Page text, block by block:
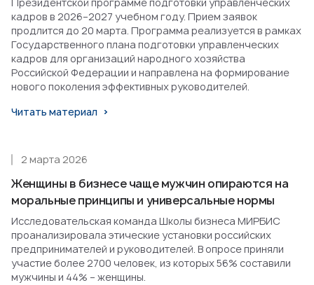
Президентской программе подготовки управленческих
кадров в 2026–2027 учебном году. Прием заявок
продлится до 20 марта. Программа реализуется в рамках
Государственного плана подготовки управленческих
кадров для организаций народного хозяйства
Российской Федерации и направлена на формирование
нового поколения эффективных руководителей.
Читать материал
Женщины в бизнесе чаще мужчин опираются на
моральные принципы и универсальные нормы
2 марта 2026
Исследовательская команда Школы бизнеса МИРБИС
проанализировала этические установки российских
предпринимателей и руководителей. В опросе приняли
участие более 2700 человек, из которых 56% составили
мужчины и 44% – женщины.